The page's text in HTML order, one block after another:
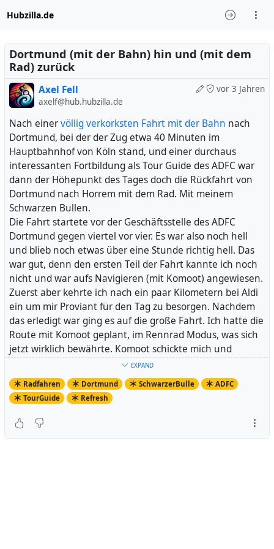
Hubzilla.de
Dortmund (mit der Bahn) hin und (mit dem
Rad) zurück
vor 3 Jahren
Axel Fell
axelf@hub.hubzilla.de
Nach einervöllig verkorksten Fahrt mit der Bahn nach
Dortmund, bei der der Zug etwa 40 Minuten im
Hauptbahnhof von Köln stand, und einer durchaus
interessanten Fortbildung als Tour Guide des ADFC war
dann der Höhepunkt des Tages doch die Rückfahrt von
Dortmund nach Horrem mit dem Rad. Mit meinem
Schwarzen Bullen.
Die Fahrt startete vor der Geschäftsstelle des ADFC
Dortmund gegen viertel vor vier. Es war also noch hell
und blieb noch etwas über eine Stunde richtig hell. Das
war gut, denn den ersten Teil der Fahrt kannte ich noch
nicht und war aufs Navigieren (mit Komoot) angewiesen.
Zuerst aber kehrte ich nach ein paar Kilometern bei Aldi
ein um mir Proviant für den Tag zu besorgen. Nachdem
das erledigt war ging es auf die große Fahrt. Ich hatte die
Route mit Komoot geplant, im Rennrad Modus, was sich
jetzt wirklich bewährte. Komoot schickte mich und
Schwarzen Bullenüber asphaltierte
Nebenstrecken. Ich hatte wenig mit Autos zu tun. Der
Anstieg hinter Witten kam mir etwas steiler vor als an der
Hauptstraße, wo ich ihn auch schon einmal bewältigt
habe. Aber wtf.
EXPAND
Radfahren Dortmund SchwarzerBulle
ADFC
TourGuide
Refresh